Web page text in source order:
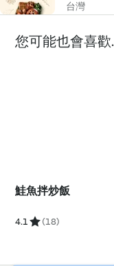
台灣
您可能也會喜歡
鮭魚拌炒飯
4.1 (18)